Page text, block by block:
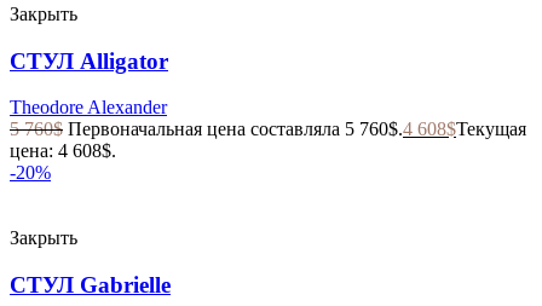
Закрыть
СТУЛ Alligator
Theodore Alexander
5 760$ Первоначальная цена составляла 5 760$.4 608$Текущая
цена: 4 608$.
-20%
Закрыть
СТУЛ Gabrielle